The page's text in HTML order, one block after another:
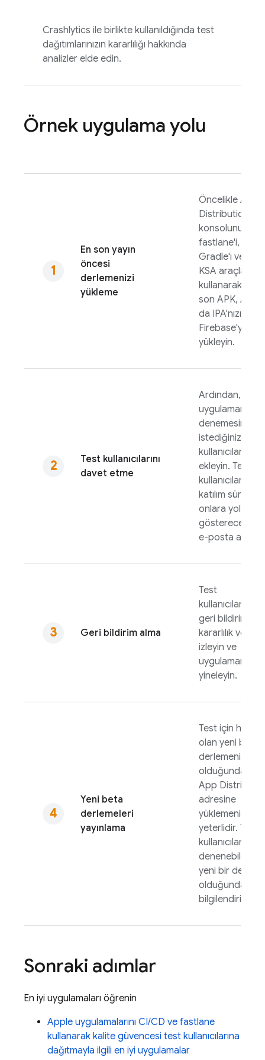
Crashlytics ile birlikte kullanıldığında test
dağıtımlarınızın kararlılığı hakkında
analizler elde edin.
Örnek uygulama yolu
En son yayın
öncesi
derlemenizi
yükleme
Öncelikle App
Distribution
konsolunu,
fastlane'i,
Gradle'ı veya
KSA araçlarını
kullanarak en
son APK, AAB
da IPA'nızı
Firebase'ya
yükleyin.
Test kullanıcılarını
davet etme
Ardından,
uygulamanızı
denemesini
istediğiniz test
kullanıcılarını
ekleyin. Test
kullanıcıları, ilk
katılım
onlara yol
gösterecek bir
e-posta alır.
Geri bildirim alma
Test
geri bildirim
kararlılık
izleyin ve
uygulamanızı
yineleyin.
Yeni beta
derlemeleri
yayınlama
Test için hazır
olan yeni bir
derlemeniz
olduğunda
App
adresine
yüklemeniz
yeterlidir. Test
kullanıcılarınız,
denenebilecek
yeni bir
olduğunda
bilgilendirilir.
Sonraki adımlar
En iyi uygulamaları öğrenin
Apple uygulamalarını CI/CD ve fastlane
kullanarak kalite güvencesi test kullanıcılarına
dağıtmayla ilgili en iyi uygulamalar